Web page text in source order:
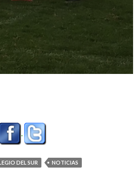
dueño de la sexta edición
DEL SUR
NOTICIAS